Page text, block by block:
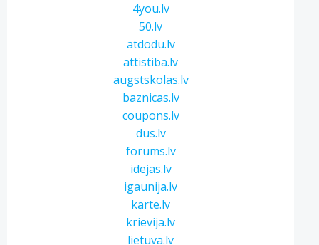
4you.lv
50.lv
atdodu.lv
attistiba.lv
augstskolas.lv
baznicas.lv
coupons.lv
dus.lv
forums.lv
idejas.lv
igaunija.lv
karte.lv
krievija.lv
lietuva.lv